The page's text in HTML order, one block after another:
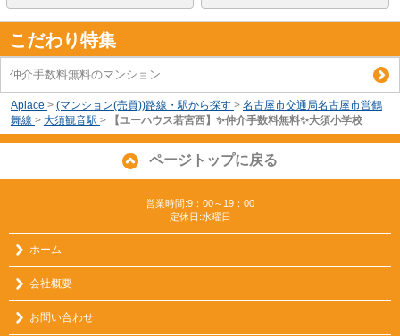
こだわり特集
仲介手数料無料のマンション
Aplace > (マンション(売買))路線・駅から探す > 名古屋市交通局名古屋市営鶴
舞線 > 大須観音駅 > 【ユーハウス若宮西】✨️仲介手数料無料✨️大須小学校
ページトップに戻る
営業時間:9：00～19：00
定休日:水曜日
ホーム
会社概要
お問い合わせ